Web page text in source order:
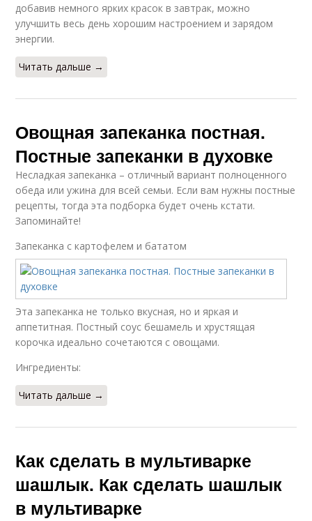
добавив немного ярких красок в завтрак, можно
улучшить весь день хорошим настроением и зарядом
энергии.
Читать дальше →
Овощная запеканка постная.
Постные запеканки в духовке
Несладкая запеканка – отличный вариант полноценного
обеда или ужина для всей семьи. Если вам нужны постные
рецепты, тогда эта подборка будет очень кстати.
Запоминайте!
Запеканка с картофелем и бататом
Эта запеканка не только вкусная, но и яркая и
аппетитная. Постный соус бешамель и хрустящая
корочка идеально сочетаются с овощами.
Ингредиенты:
Читать дальше →
Как сделать в мультиварке
шашлык. Как сделать шашлык
в мультиварке